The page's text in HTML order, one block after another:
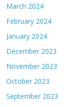
March 2024
February 2024
January 2024
December 2023
November 2023
October 2023
September 2023